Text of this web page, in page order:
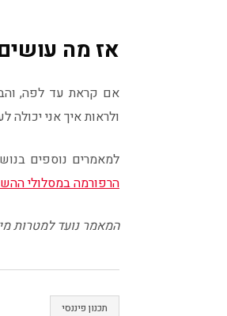
אז מה
אם קראת עד לפה,
ולראות איך אני יכולה
למאמרים נוספים
הרפורמה במסלולי
המאמר נועד למטרות
תכנון פיננסי